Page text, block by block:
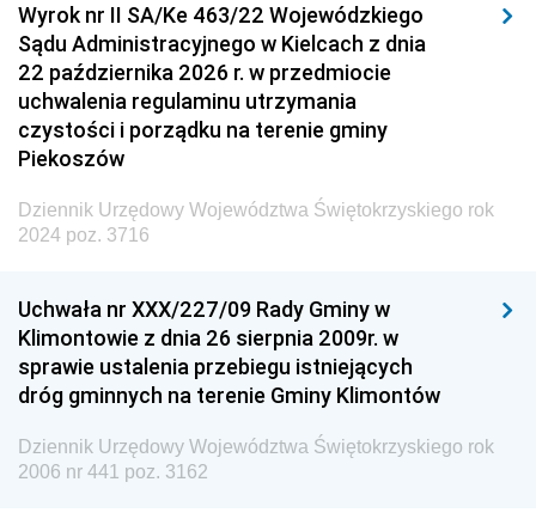
Wyrok nr II SA/Ke 463/22 Wojewódzkiego
Sądu Administracyjnego w Kielcach z dnia
22 października 2026 r. w przedmiocie
uchwalenia regulaminu utrzymania
czystości i porządku na terenie gminy
Piekoszów
Dziennik Urzędowy Województwa Świętokrzyskiego rok
2024 poz. 3716
Uchwała nr XXX/227/09 Rady Gminy w
Klimontowie z dnia 26 sierpnia 2009r. w
sprawie ustalenia przebiegu istniejących
dróg gminnych na terenie Gminy Klimontów
Dziennik Urzędowy Województwa Świętokrzyskiego rok
2006 nr 441 poz. 3162